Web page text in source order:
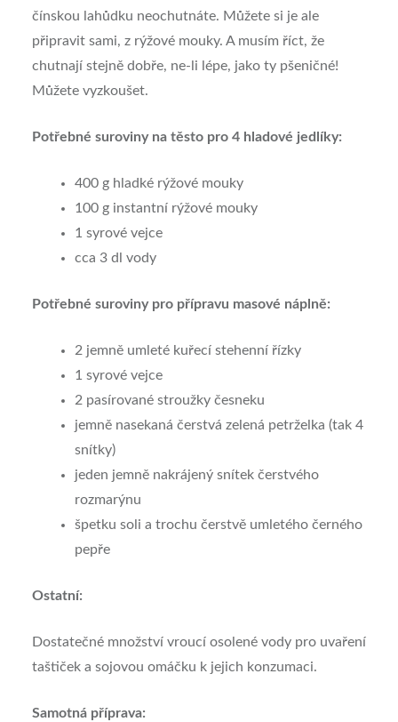
čínskou lahůdku neochutnáte. Můžete si je ale
připravit sami, z rýžové mouky. A musím říct, že
chutnají stejně dobře, ne-li lépe, jako ty pšeničné!
Můžete vyzkoušet.
Potřebné suroviny na těsto pro 4 hladové jedlíky:
400 g hladké rýžové mouky
100 g instantní rýžové mouky
1 syrové vejce
cca 3 dl vody
Potřebné suroviny pro přípravu masové náplně:
2 jemně umleté kuřecí stehenní řízky
1 syrové vejce
2 pasírované stroužky česneku
jemně nasekaná čerstvá zelená petrželka (tak 4
snítky)
jeden jemně nakrájený snítek čerstvého
rozmarýnu
špetku soli a trochu čerstvě umletého černého
pepře
Ostatní:
Dostatečné množství vroucí osolené vody pro uvaření
taštiček a sojovou omáčku k jejich konzumaci.
Samotná příprava: